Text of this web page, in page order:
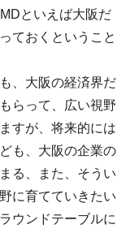
といえば大阪だ
ておくということ
、大阪の経済界だ
らって、広い視野
すが、将来的には
も、大阪の企業の
る、また、そうい
に育てていきたい
ウンドテーブルに